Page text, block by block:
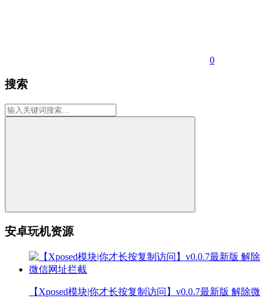
0
搜索
安卓玩机资源
【Xposed模块|你才长按复制访问】v0.0.7最新版 解除微